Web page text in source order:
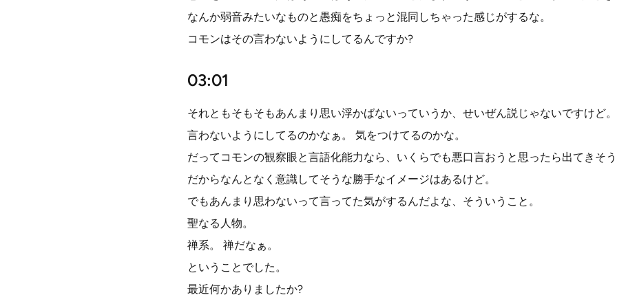
なんか弱音みたいなものと愚痴をちょっと混同しちゃった感じがするな。
コモンはその言わないようにしてるんですか?
03:01
それともそもそもあんまり思い浮かばないっていうか、せいぜん説じゃないですけど。
言わないようにしてるのかなぁ。 気をつけてるのかな。
だってコモンの観察眼と言語化能力なら、いくらでも悪口言おうと思ったら出てきそ
だからなんとなく意識してそうな勝手なイメージはあるけど。
でもあんまり思わないって言ってた気がするんだよな、そういうこと。
聖なる人物。
禅系。 禅だなぁ。
ということでした。
最近何かありましたか?